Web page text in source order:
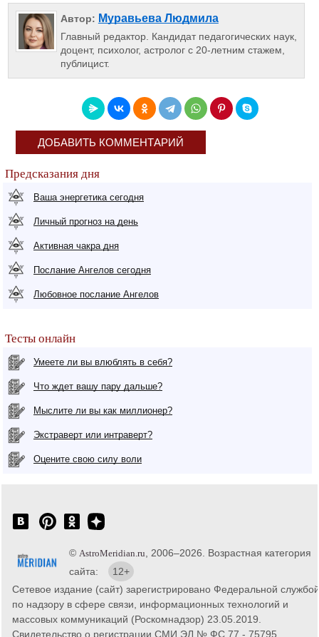
Автор: Муравьева Людмила
Главный редактор. Кандидат педагогических наук,
доцент, психолог, астролог с 20-летним стажем,
публицист.
ДОБАВИТЬ КОММЕНТАРИЙ
Предсказания дня
Ваша энергетика сегодня
Личный прогноз на день
Активная чакра дня
Послание Ангелов сегодня
Любовное послание Ангелов
Тесты онлайн
Умеете ли вы влюблять в себя?
Что ждет вашу пару дальше?
Мыслите ли вы как миллионер?
Экстраверт или интраверт?
Оцените свою силу воли
© AstroMeridian.ru , 2006–2026. Возрастная категория
сайта:
12+
Сетевое издание (сайт) зарегистрировано Федеральной службой
по надзору в сфере связи, информационных технологий и
массовых коммуникаций (Роскомнадзор) 23.05.2019.
Свидетельство о регистрации СМИ ЭЛ № ФС 77 - 75795